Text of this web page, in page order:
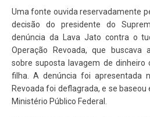
Uma fonte ouvida reservadamente
decisão do presidente do
denúncia da Lava Jato contra o
Operação Revoada, que buscava
sobre suposta lavagem de dinheiro
filha. A denúncia foi apresentada
Revoada foi deflagrada, e se
Ministério Público Federal.